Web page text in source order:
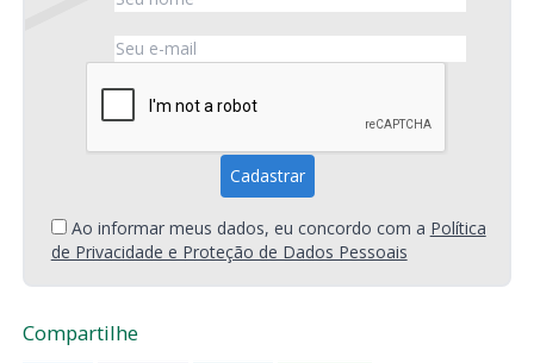
Ao informar meus dados, eu concordo com a Política
de Privacidade e Proteção de Dados Pessoais
Compartilhe